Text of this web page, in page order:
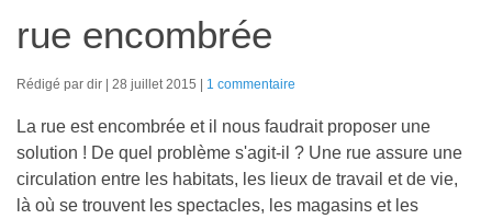
rue encombrée
Rédigé par dir 28 juillet 2015 1 commentaire
La rue est encombrée et il nous faudrait proposer une
solution ! De quel problème s'agit-il ? Une rue assure une
circulation entre les habitats, les lieux de travail et de vie,
là où se trouvent les spectacles, les magasins et les